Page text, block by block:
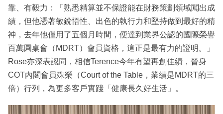
靠、有毅力：「熟悉精算並不保證能在財務策劃領域闖出成
績，但他憑著敏銳悟性、出色的執行力和堅持做到最好的精
神，去年他僅用了五個月時間，便達到業界公認的國際榮譽
百萬圓桌會（MDRT）會員資格，這正是最有力的證明。」
Rose亦深表認同，相信Terence今年有望再創佳績，晉身
COT內閣會員殊榮（Court of the Table，業績是MDRT的三
倍）行列，為更多客戶實踐「健康長久好生活」。